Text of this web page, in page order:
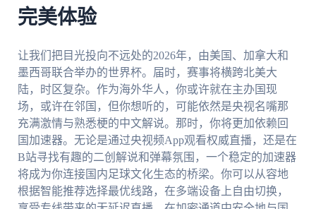
完美体验
让我们把目光投向不远处的2026年，由美国、加拿大和
墨西哥联合举办的世界杯。届时，赛事将横跨北美大
陆，时区复杂。作为海外华人，你或许就在主办国现
场，或许在邻国，但你想听的，可能依然是央视名嘴那
充满激情与熟悉梗的中文解说。那时，你将更加依赖回
国加速器。无论是通过央视频App观看权威直播，还是在
B站寻找有趣的二创解说和弹幕氛围，一个稳定的加速器
将成为你连接国内足球文化生态的桥梁。你可以从容地
根据智能推荐选择最优线路，在多端设备上自由切换，